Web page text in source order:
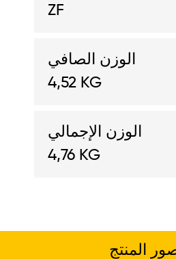
ZF
الوزن الصافي
4,52 KG
الوزن الإجمالي
4,76 KG
المنتج